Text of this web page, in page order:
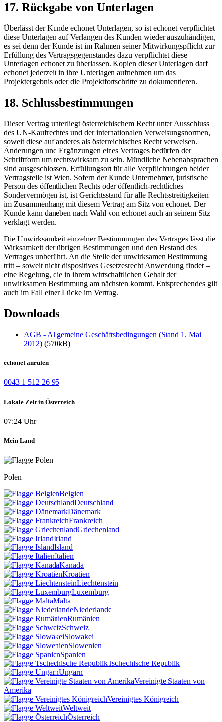
17. Rückgabe von Unterlagen
Überlässt der Kunde echonet Unterlagen, so ist echonet verpflichtet
diese Unterlagen auf Verlangen des Kunden wieder auszuhändigen,
es sei denn der Kunde ist im Rahmen seiner Mitwirkungspflicht zur
Erfüllung des Vertragsgegenstandes dazu verpflichtet diese
Unterlagen echonet zu überlassen. Kopien dieser Unterlagen darf
echonet jederzeit in ihre Unterlagen aufnehmen um das
Projektergebnis oder die Projektfortschritte zu dokumentieren.
18. Schlussbestimmungen
Dieser Vertrag unterliegt österreichischem Recht unter Ausschluss
des UN-Kaufrechtes und der internationalen Verweisungsnormen,
soweit diese auf anderes als österreichisches Recht verweisen.
Änderungen und Ergänzungen eines Vertrages bedürfen der
Schriftform um rechtswirksam zu sein. Mündliche Nebenabsprachen
sind ausgeschlossen. Erfüllungsort für alle Verpflichtungen beider
Vertragsteile ist Wien. Sofern der Kunde Unternehmer, juristische
Person des öffentlichen Rechts oder öffentlich-rechtliches
Sondervermögen ist, ist Gerichtsstand für alle Rechtsstreitigkeiten
im Zusammenhang mit diesem Vertrag am Sitz von echonet. Der
Kunde kann daneben nach Wahl von echonet auch an seinem Sitz
verklagt werden.
Die Unwirksamkeit einzelner Bestimmungen des Vertrages lässt die
Wirksamkeit der übrigen Bestimmungen und den Bestand des
Vertrages unberührt. An die Stelle der unwirksamen Bestimmung
tritt – soweit nicht dispositives Gesetzesrecht Anwendung findet –
eine Regelung, die in ihrem wirtschaftlichen Gehalt der
unwirksamen Bestimmung am nächsten kommt. Entsprechendes gilt
auch im Fall einer Lücke im Vertrag.
Downloads
AGB - Allgemeine Geschäftsbedingungen (Stand 1. Mai
2012) (570kB)
echonet anrufen
0043 1 512 26 95
Lokale Zeit in Österreich
07:24 Uhr
Mein Land
Polen
Belgien
Deutschland
Dänemark
Frankreich
Griechenland
Irland
Island
Italien
Kanada
Kroatien
Liechtenstein
Luxemburg
Malta
Niederlande
Rumänien
Schweiz
Slowakei
Slowenien
Spanien
Tschechische Republik
Ungarn
Vereinigte Staaten von
Amerika
Vereinigtes Königreich
Weltweit
Österreich